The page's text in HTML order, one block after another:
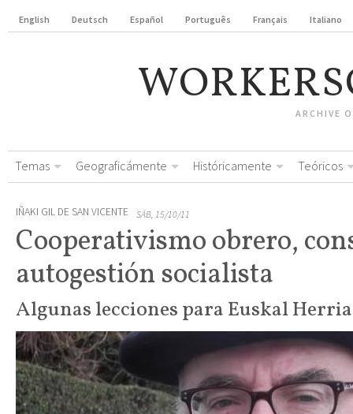
English Deutsch Español Português Français Italiano
ARCHIVE
Temas Geograficámente Históricamente Teóricos
IÑAKI GIL DE SAN VICENTE SÁB, 15/10/11
Cooperativismo obrero,
autogestión socialista
Algunas lecciones para Euskal Herria